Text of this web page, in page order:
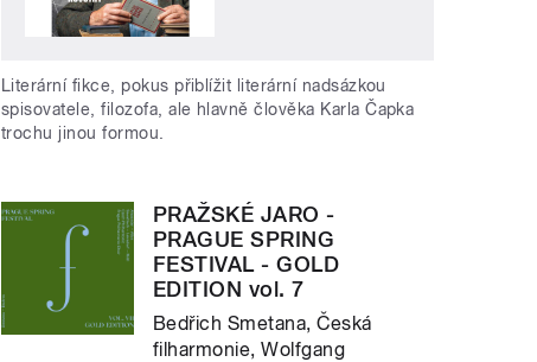
Literární fikce, pokus přiblížit literární nadsázkou
spisovatele, filozofa, ale hlavně člověka Karla Čapka
trochu jinou formou.
PRAŽSKÉ JARO -
PRAGUE SPRING
FESTIVAL - GOLD
EDITION vol. 7
Bedřich Smetana, Česká
filharmonie, Wolfgang